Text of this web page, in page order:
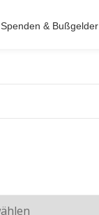
Spenden & Bußgelder